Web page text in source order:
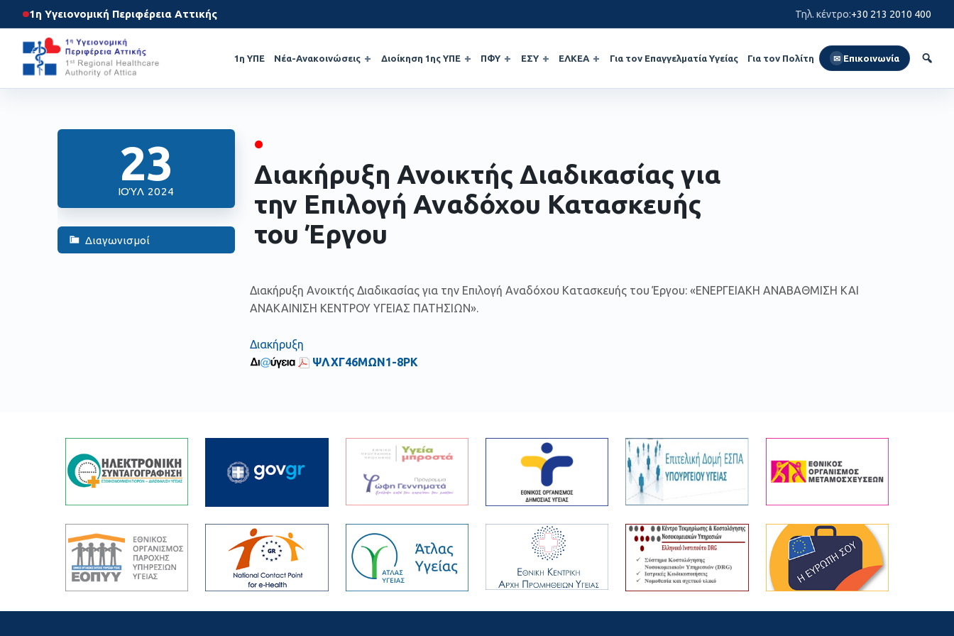
1η Υγειονομική Περιφέρεια Αττικής Τηλ. κέντρο:+30 213 2010 400
1η ΥΠΕ Νέα-Ανακοινώσεις Διοίκηση 1ης ΥΠΕ ΠΦΥ ΕΣΥ ΕΛΚΕΑ Για τον Επαγγελματία Υγείας Για τον Πολίτη ✉ Επικοινωνία
23
ΙΟΎΛ 2024
Διαγωνισμοί
•
Διακήρυξη Ανοικτής Διαδικασίας για
την Επιλογή Αναδόχου Κατασκευής
του Έργου
Διακήρυξη Ανοικτής Διαδικασίας για την Επιλογή Αναδόχου Κατασκευής του Έργου: «ΕΝΕΡΓΕΙΑΚΗ ΑΝΑΒΑΘΜΙΣΗ ΚΑΙ
ΑΝΑΚΑΙΝΙΣΗ ΚΕΝΤΡΟΥ ΥΓΕΙΑΣ ΠΑΤΗΣΙΩΝ».
Διακήρυξη
ΨΛΧΓ46ΜΩΝ1-8ΡΚ